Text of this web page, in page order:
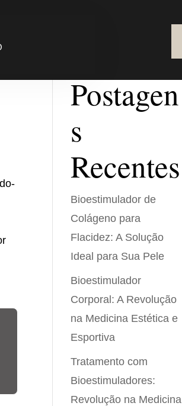
Postagen
s
Recentes
Bioestimulador de
Colágeno para
Flacidez: A Solução
Ideal para Sua Pele
Bioestimulador
Corporal: A Revolução
na Medicina Estética e
Esportiva
Tratamento com
Bioestimuladores:
Revolução na Medicina